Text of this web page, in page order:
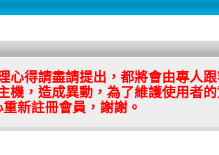
心得請盡請提出，都將會由專人跟
機，造成異動，為了維護使用者
新註冊會員，謝謝。